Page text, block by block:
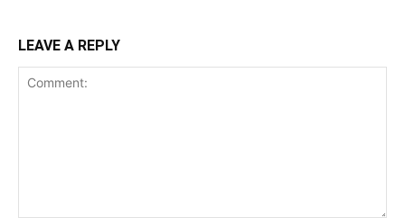
LEAVE A REPLY